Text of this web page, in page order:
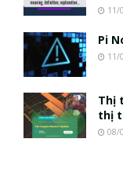
11/
Pi
11/
Thị
thị
08/